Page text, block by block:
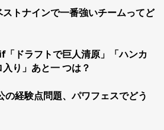
ストナインで一番強いチームってど
「ドラフトで巨人清原」「ハンカ
り」あと一 つは？
の経験点問題、パワフェスでどう